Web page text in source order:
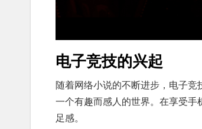
电子竞技的兴起
随着网络小说的不断进步，电子
一个有趣而感人的世界。在享受
足感。